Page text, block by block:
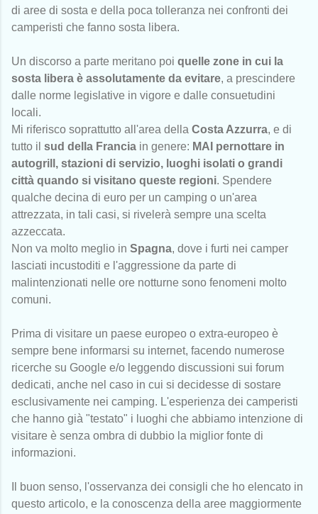
di aree di sosta e della poca tolleranza nei confronti dei
camperisti che fanno sosta libera.
Un discorso a parte meritano poi quelle zone in cui la
sosta libera è assolutamente da evitare, a prescindere
dalle norme legislative in vigore e dalle consuetudini
locali.
Mi riferisco soprattutto all'area della Costa Azzurra, e di
tutto il sud della Francia in genere: MAI pernottare in
autogrill, stazioni di servizio, luoghi isolati o grandi
città quando si visitano queste regioni. Spendere
qualche decina di euro per un camping o un'area
attrezzata, in tali casi, si rivelerà sempre una scelta
azzeccata.
Non va molto meglio in Spagna, dove i furti nei camper
lasciati incustoditi e l'aggressione da parte di
malintenzionati nelle ore notturne sono fenomeni molto
comuni.
Prima di visitare un paese europeo o extra-europeo è
sempre bene informarsi su internet, facendo numerose
ricerche su Google e/o leggendo discussioni sui forum
dedicati, anche nel caso in cui si decidesse di sostare
esclusivamente nei camping. L'esperienza dei camperisti
che hanno già "testato" i luoghi che abbiamo intenzione di
visitare è senza ombra di dubbio la miglior fonte di
informazioni.
Il buon senso, l'osservanza dei consigli che ho elencato in
questo articolo, e la conoscenza della aree maggiormente